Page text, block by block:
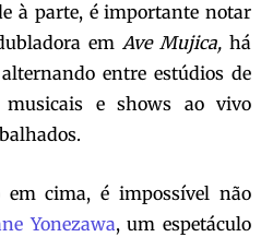
à parte, é importante notar
em Ave Mujica,há
entre estúdios de
musicais e shows ao vivo
em cima, é impossível não
Yonezawa, um espetáculo